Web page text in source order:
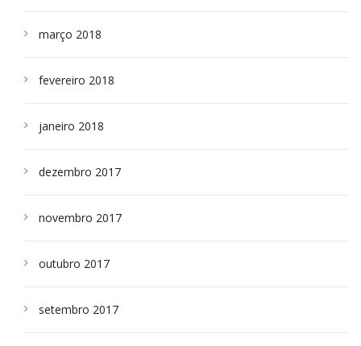
março 2018
fevereiro 2018
janeiro 2018
dezembro 2017
novembro 2017
outubro 2017
setembro 2017